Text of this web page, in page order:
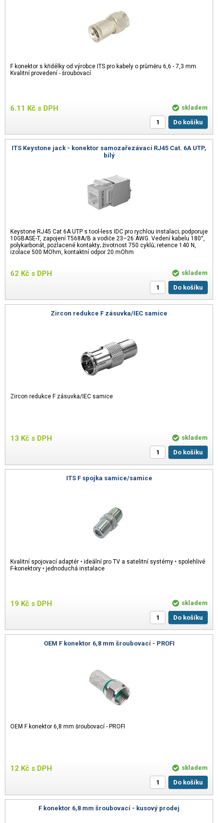
F konektor s křidélky od výrobce ITS pro kabely o průměru 6,6 - 7,3 mm.
Kvalitní provedení - šroubovací.
6.11 Kč s DPH
skladem
Do košíku
ITS Keystone jack - konektor samozařezávací RJ45 Cat. 6A UTP,
bílý
Keystone RJ45 Cat 6A UTP s tool-less IDC pro rychlou instalaci; podporuje
10GBASE-T, zapojení T568A/B a vodiče 23–26 AWG. Vedení kabelu 180°,
polykarbonát, pozlacené kontakty; životnost 750 cyklů; retence 140 N,
izolace 500 MOhm, kontaktní odpor 20 mOhm
62 Kč s DPH
skladem
Do košíku
Zircon redukce F zásuvka/IEC samice
Zircon redukce F zásuvka/IEC samice
13 Kč s DPH
skladem
Do košíku
ITS F spojka samice/samice
Kvalitní spojovací adaptér • ideální pro TV a satelitní systémy • spolehlivé
F-konektory • jednoduchá instalace
19 Kč s DPH
skladem
Do košíku
OEM F konektor 6,8 mm šroubovací - PROFI
OEM F konektor 6,8 mm šroubovací - PROFI
12 Kč s DPH
skladem
Do košíku
F konektor 6,8 mm šroubovací - kusový prodej